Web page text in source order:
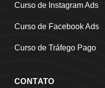
Curso de Instagram Ads
Curso de Facebook Ads
Curso de Tráfego Pago
CONTATO